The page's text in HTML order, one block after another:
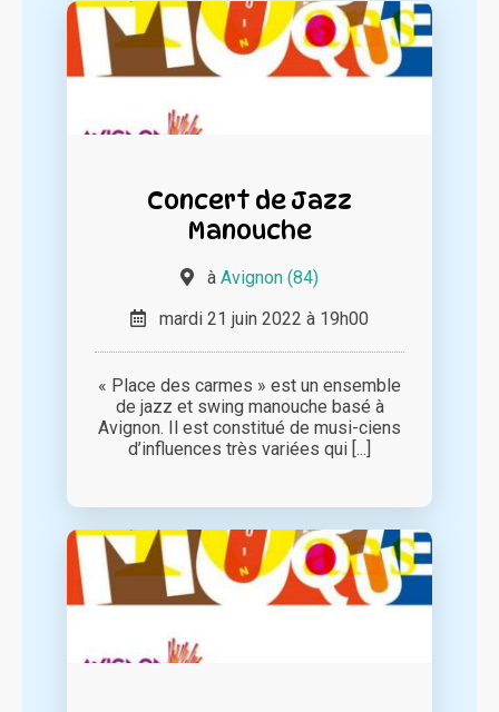
Concert de Jazz
Manouche
à Avignon (84)
mardi 21 juin 2022 à 19h00
« Place des carmes » est un ensemble
de jazz et swing manouche basé à
Avignon. Il est constitué de musi-ciens
d’influences très variées qui [...]